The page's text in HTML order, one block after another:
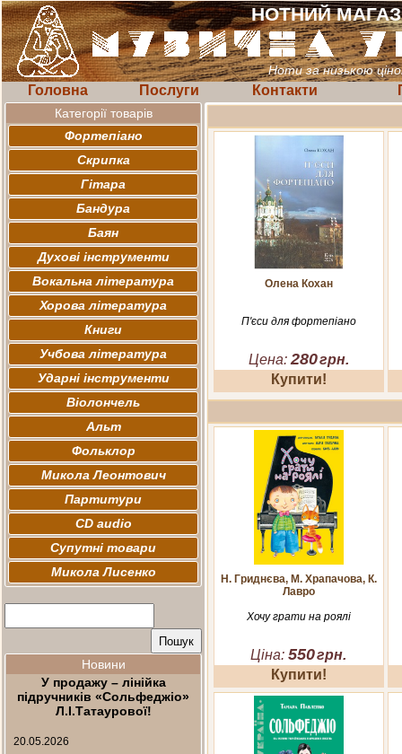
НОТНИЙ
Ноти за низькою
Головна Послуги Контакти
Категорії товарів
Фортепіано
Скрипка
Гітара
Бандура
Баян
Духові інструменти
Вокальна література
Хорова література
Книги
Учбова література
Ударні інструменти
Віолончель
Альт
Фольклор
Микола Леонтович
Партитури
CD audio
Супутні товари
Микола Лисенко
Новини
У продажу – лінійка
підручників «Сольфеджіо»
Л.І.Татаурової!
20.05.2026
Олена Кохан
П'єси для фортепіано
Цена: 280грн.
Купити!
Н. Гриднєва, М. Храпачова, К.
Лавро
Хочу грати на роялі
Ціна: 550грн.
Купити!